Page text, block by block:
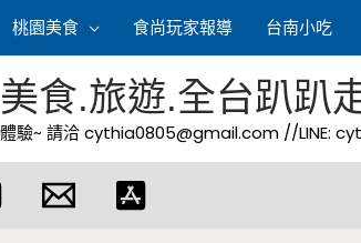
桃園美食 食尚玩家報導 台南小吃
食.旅遊.全台趴趴
驗~ 請洽cythia0805@gmail.com //LINE: